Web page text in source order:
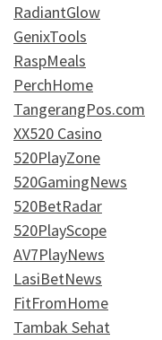
RadiantGlow
GenixTools
RaspMeals
PerchHome
TangerangPos.com
XX520 Casino
520PlayZone
520GamingNews
520BetRadar
520PlayScope
AV7PlayNews
LasiBetNews
FitFromHome
Tambak Sehat